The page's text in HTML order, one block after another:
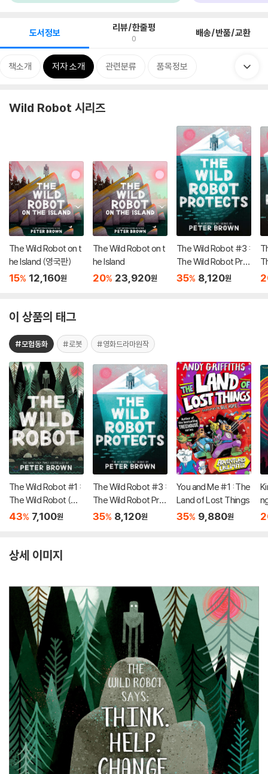
도서정보 리뷰/한줄평
0 배송/반품/교환
책소개 저자 소개 관련분류 품목정보
Wild Robot 시리즈
The Wild Robot on t
he Island (영국판)
15% 12,160원
The Wild Robot on t
he Island
20% 23,920원
The Wild Robot #3 :
The Wild Robot Prot
ects (미국판)
35% 8,120원
이 상품의 태그
#모험동화 #로봇 #영화드라마원작
The Wild Robot #1 :
The Wild Robot (미
국판)
43% 7,100원
The Wild Robot #3 :
The Wild Robot Prot
ects (미국판)
35% 8,120원
You and Me #1 : The
Land of Lost Things
35% 9,880원
:
상세 이미지